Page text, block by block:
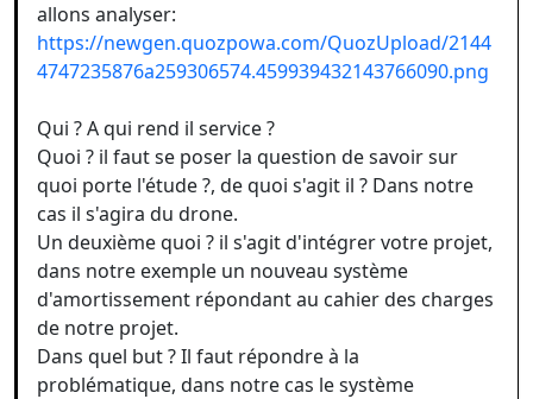
allons analyser:
https://newgen.quozpowa.com/QuozUpload/2144
4747235876a259306574.459939432143766090.png
Qui ? A qui rend il service ?
Quoi ? il faut se poser la question de savoir sur
quoi porte l'étude ?, de quoi s'agit il ? Dans notre
cas il s'agira du drone.
Un deuxième quoi ? il s'agit d'intégrer votre projet,
dans notre exemple un nouveau système
d'amortissement répondant au cahier des charges
de notre projet.
Dans quel but ? Il faut répondre à la
problématique, dans notre cas le système